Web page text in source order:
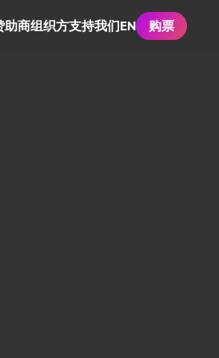
助商组织方支持我们EN 购票